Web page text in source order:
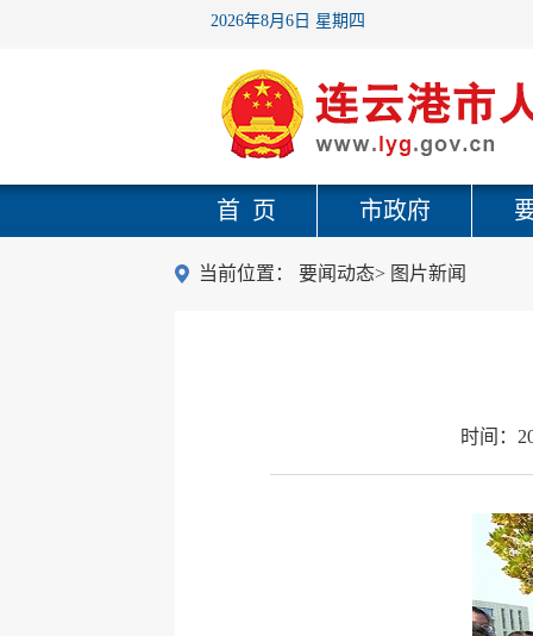
2026年8月6日 星期四
首 页 市政府
当前位置： 要闻动态> 图片新闻
时间：